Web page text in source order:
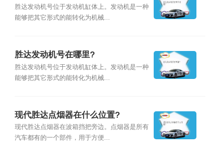
胜达发动机号位于发动机缸体上。发动机是一种
能够把其它形式的能转化为机械...
胜达发动机号在哪里?
胜达发动机号位于发动机缸体上。发动机是一种
能够把其它形式的能转化为机械...
现代胜达点烟器在什么位置?
现代胜达点烟器在波箱挡把旁边。点烟器是所有
汽车都有的一个部件，用于方便...